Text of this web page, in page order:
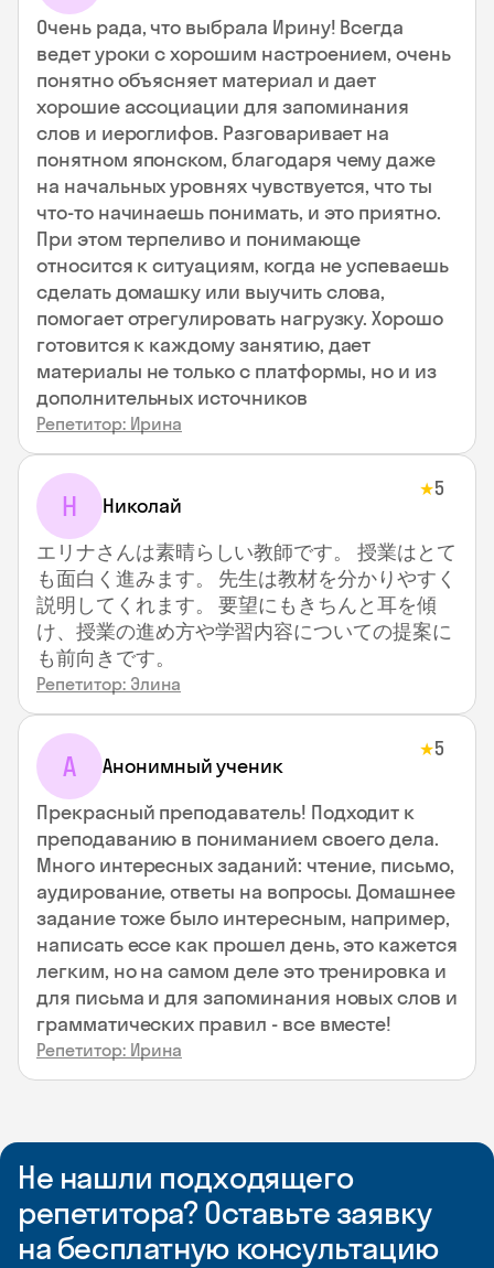
Очень рада, что выбрала Ирину! Всегда
ведет уроки с хорошим настроением, очень
понятно объясняет материал и дает
хорошие ассоциации для запоминания
слов и иероглифов. Разговаривает на
понятном японском, благодаря чему даже
на начальных уровнях чувствуется, что ты
что-то начинаешь понимать, и это приятно.
При этом терпеливо и понимающе
относится к ситуациям, когда не успеваешь
сделать домашку или выучить слова,
помогает отрегулировать нагрузку. Хорошо
готовится к каждому занятию, дает
материалы не только с платформы, но и из
дополнительных источников
Репетитор: Ирина
Н Николай
★5
エリナさんは素晴らしい教師です。 授業はとて
も面白く進みます。 先生は教材を分かりやすく
説明してくれます。 要望にもきちんと耳を傾
け、授業の進め方や学習内容についての提案に
も前向きです。
Репетитор: Элина
А Анонимный ученик
★5
Прекрасный преподаватель! Подходит к
преподаванию в пониманием своего дела.
Много интересных заданий: чтение, письмо,
аудирование, ответы на вопросы. Домашнее
задание тоже было интересным, например,
написать ессе как прошел день, это кажется
легким, но на самом деле это тренировка и
для письма и для запоминания новых слов и
грамматических правил - все вместе!
Репетитор: Ирина
Не нашли подходящего
репетитора? Оставьте заявку
на бесплатную консультацию